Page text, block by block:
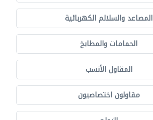
المصاعد والسلالم الكهربائية
الحمامات والمطابخ
المقاول الأنسب
مقاولون اختصاصيون